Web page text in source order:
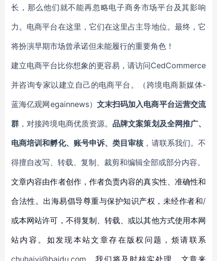
长，那么他们就不能再忽略电子商务市场平台及其影响
力。电商平台在这里，它们在这里占主导地位。最终，它
将扮演早期市场曾承诺但未能履行的重要角色！
建立电商平台比你想象的更容易，请访问CedCommerce
并咨询专家以建立自己的电商平台。（跨境电商新媒体-
蓝海亿观网egainnews） 文末扫码加入电商平台运营交流
群 ，对接跨境电商优质资源。品牌文案策划及全网推广、
电商培训和孵化、账号申诉、类目审核，请联系我们。不
得擅自改写、转载、复制、裁剪和编辑全部或部分内容。
文章内容由作者创作，作者负责内容的真实性、准确性和
合法性。出海易倡导尊重与保护知识产权，未经作者和/
或本网站许可，不得复制、转载、或以其他方式使用本网
站内容。如发现本站文章存在版权问题，烦请联系
chuhaiyi@baidu.com，我们将及时核实处理。文章来